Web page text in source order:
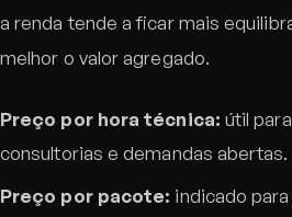
a renda tende a ficar mais
melhor o valor agregado.
Preço por hora técnica: útil
consultorias e demandas abertas.
Preço por pacote: indicado